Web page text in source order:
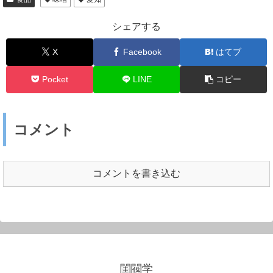
シェアする
X Facebook はてブ
Pocket LINE コピー
コメント
コメントを書き込む
閨閥学